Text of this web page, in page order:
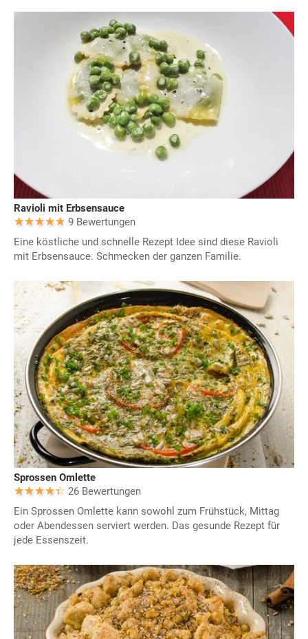
Ravioli mit Erbsensauce
9 Bewertungen
Eine köstliche und schnelle Rezept Idee sind diese Ravioli
mit Erbsensauce. Schmecken der ganzen Familie.
Sprossen Omlette
26 Bewertungen
Ein Sprossen Omlette kann sowohl zum Frühstück, Mittag
oder Abendessen serviert werden. Das gesunde Rezept für
jede Essenszeit.